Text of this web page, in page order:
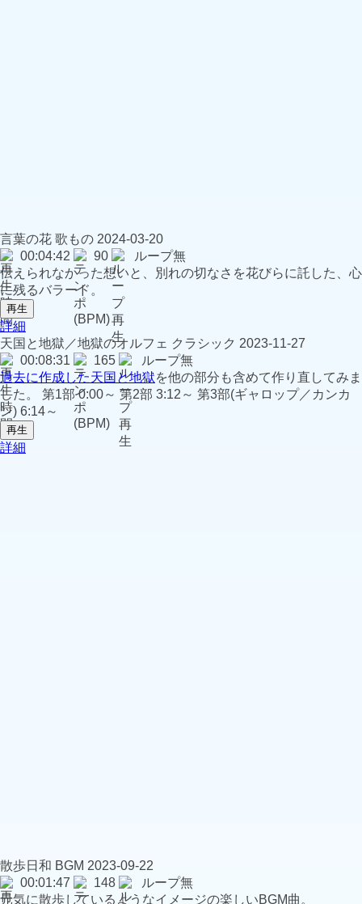
言葉の花 歌もの 2024-03-20
00:04:42
90
ループ無
伝えられなかった想いと、別れの切なさを花びらに託した、心
に残るバラード。
再生
詳細
天国と地獄／地獄のオルフェ クラシック 2023-11-27
00:08:31
165
ループ無
過去に作成した天国と地獄を他の部分も含めて作り直してみま
した。 第1部 0:00～ 第2部 3:12～ 第3部(ギャロップ／カンカ
ン) 6:14～
再生
詳細
散歩日和 BGM 2023-09-22
00:01:47
148
ループ無
元気に散歩しているようなイメージの楽しいBGM曲。